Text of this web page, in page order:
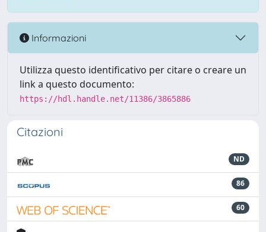
Informazioni
Utilizza questo identificativo per citare o creare un
link a questo documento:
https://hdl.handle.net/11386/3865886
Citazioni
ND
86
60